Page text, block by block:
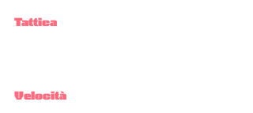
Tattica
Velocità